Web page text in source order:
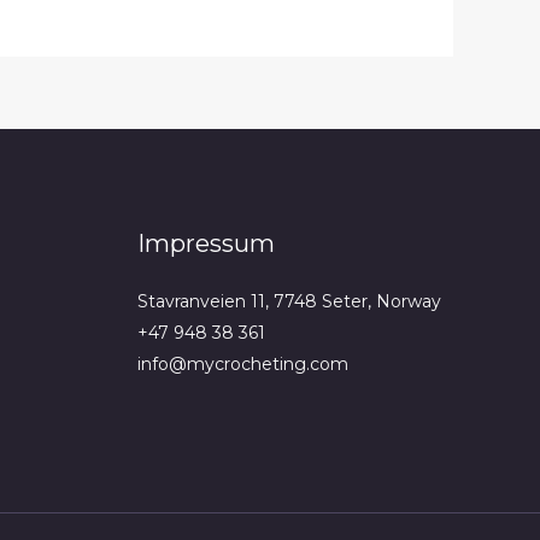
Impressum
Stavranveien 11, 7748 Seter, Norway
+47 948 38 361
info@mycrocheting.com